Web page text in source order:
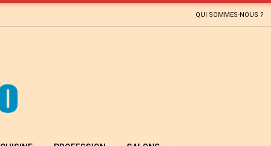
QUI SOMMES-NOUS ?